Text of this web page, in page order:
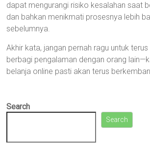
dapat mengurangi risiko kesalahan saat
dan bahkan menikmati prosesnya lebih
sebelumnya.
Akhir kata, jangan pernah ragu untuk
berbagi pengalaman dengan orang
belanja online pasti akan terus
Search
Search